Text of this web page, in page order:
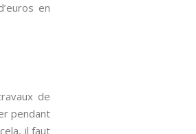
en
de
pendant
il faut